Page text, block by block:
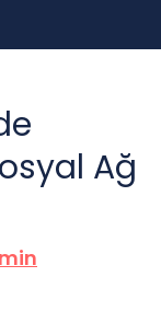
Ağ